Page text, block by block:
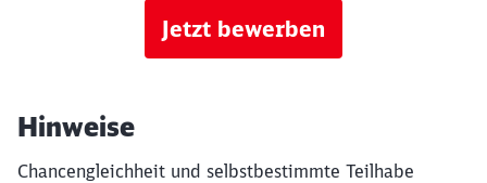
Jetzt bewerben
Hinweise
Chancengleichheit und selbstbestimmte Teilhabe